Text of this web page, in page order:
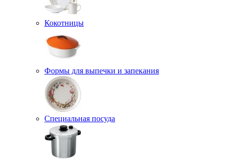
Кокотницы
Формы для выпечки и запекания
Специальная посуда